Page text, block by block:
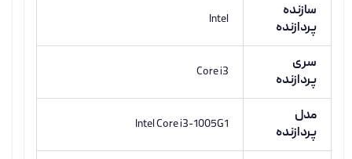
سازنده
پردازنده
Intel
سری
پردازنده
Core i3
مدل
پردازنده
Intel Core i3-1005G1